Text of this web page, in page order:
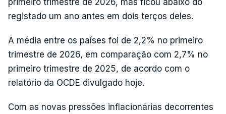
registado um ano antes em dois terços deles.
A média entre os países foi de 2,2% no primeiro
trimestre de 2026, em comparação com 2,7% no
primeiro trimestre de 2025, de acordo com o
relatório da OCDE divulgado hoje.
Com as novas pressões inflacionárias decorrentes